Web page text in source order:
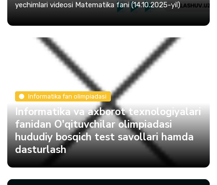
yechimlari videosi Matematika fani (14.10.2025-yil)
Informatika fan olimpiadasi
Informatika va axborot texnologiyalari
fanidan O'qituvchilar olimpiadasi
hududiy bosqich test savollari hamda
dasturlash